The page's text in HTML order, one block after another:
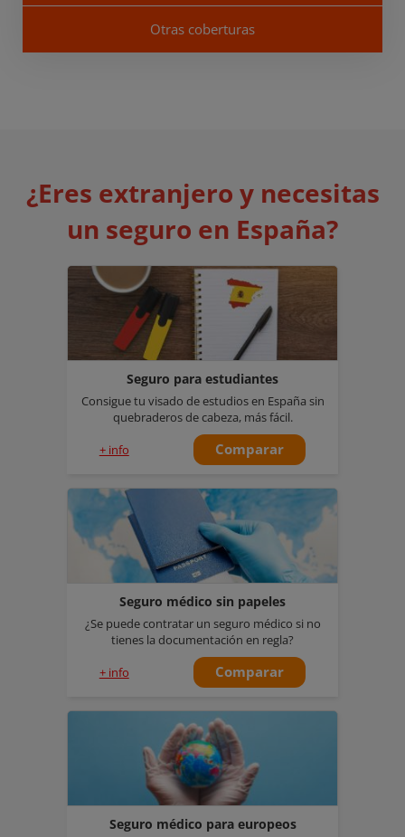
Otras coberturas
¿Eres extranjero y necesitas
un seguro en España?
Seguro para estudiantes
Consigue tu visado de estudios en España sin
quebraderos de cabeza, más fácil.
+ info Comparar
Seguro médico sin papeles
¿Se puede contratar un seguro médico si no
tienes la documentación en regla?
+ info Comparar
Seguro médico para europeos